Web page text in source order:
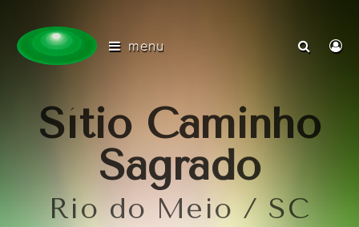
menu
Sítio Caminho
Sagrado
Rio do Meio / SC